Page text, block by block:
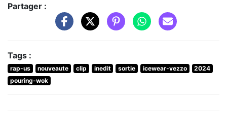
Partager :
Tags :
rap-us nouveaute clip inedit sortie icewear-vezzo
2024
pouring-wok